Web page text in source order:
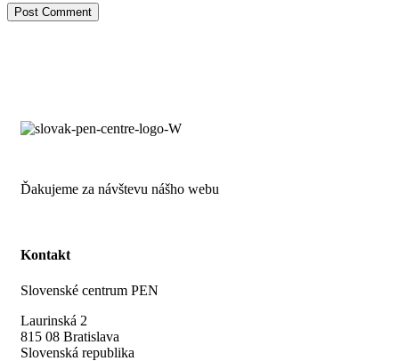
Ďakujeme za návštevu nášho webu
Kontakt
Slovenské centrum PEN
Laurinská 2
815 08 Bratislava
Slovenská republika